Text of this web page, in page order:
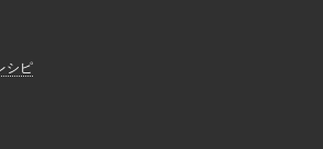
シピ